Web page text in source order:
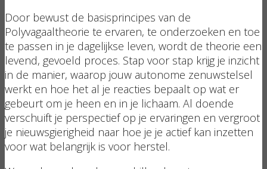
Door bewust de basisprincipes van de
Polyvagaaltheorie te ervaren, te onderzoeken en toe
te passen in je dagelijkse leven, wordt de theorie een
levend, gevoeld proces. Stap voor stap krijg je inzicht
in de manier, waarop jouw autonome zenuwstelsel
werkt en hoe het al je reacties bepaalt op wat er
gebeurt om je heen en in je lichaam. Al doende
verschuift je perspectief op je ervaringen en vergroot
je nieuwsgierigheid naar hoe je je actief kan inzetten
voor wat belangrijk is voor herstel.